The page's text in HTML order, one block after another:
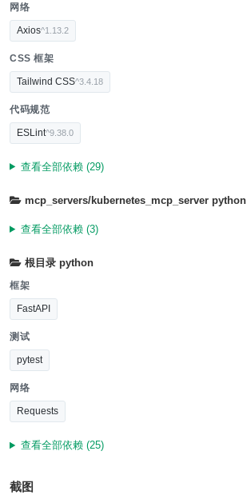
网络
Axios^1.13.2
CSS 框架
Tailwind CSS^3.4.18
代码规范
ESLint^9.38.0
查看全部依赖 (29)
mcp_servers/kubernetes_mcp_serverpython
查看全部依赖 (3)
根目录python
框架
FastAPI
测试
pytest
网络
Requests
查看全部依赖 (25)
截图